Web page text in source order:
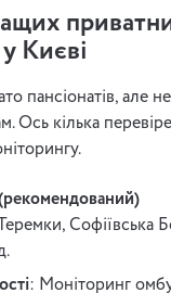
Києві
пансіонатів, але
Ось кілька
Софіївська
: Моніторинг